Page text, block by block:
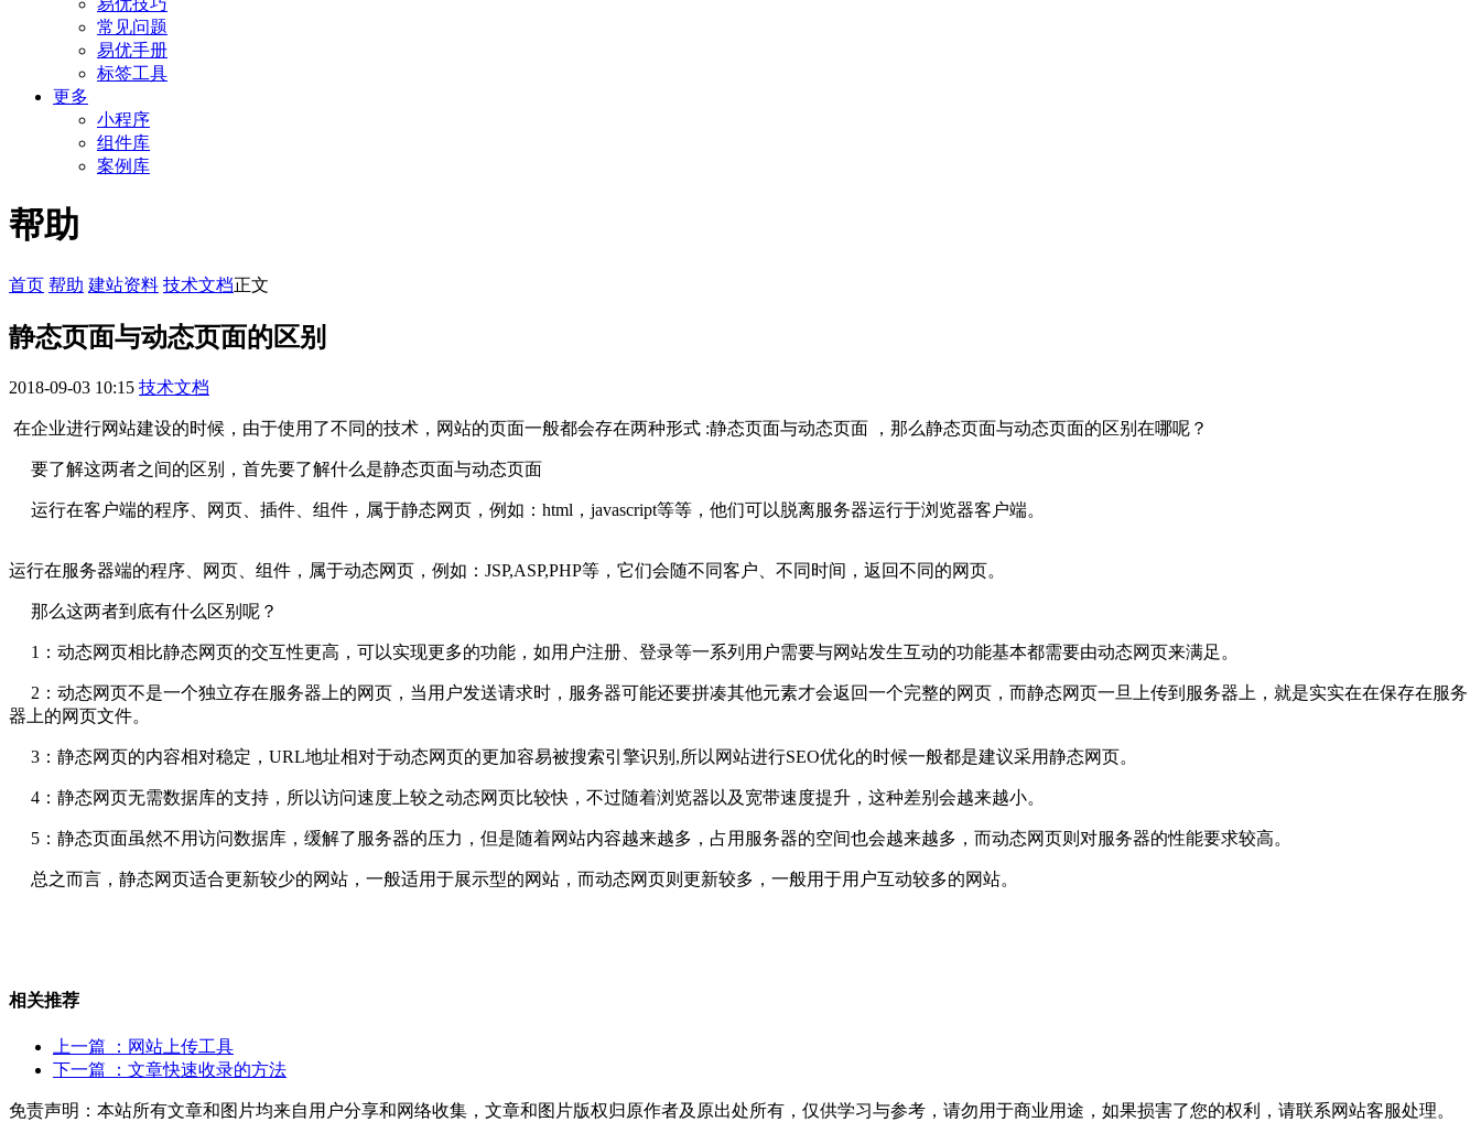
易优技巧
常见问题
易优手册
标签工具
更多
小程序
组件库
案例库
帮助
首页 帮助 建站资料 技术文档正文
静态页面与动态页面的区别
2018-09-03 10:15 技术文档
在企业进行网站建设的时候，由于使用了不同的技术，网站的页面一般都会存在两种形式 :静态页面与动态页面 ，那么静态页面与动态页面的区别在哪呢？
要了解这两者之间的区别，首先要了解什么是静态页面与动态页面
运行在客户端的程序、网页、插件、组件，属于静态网页，例如：html，javascript等等，他们可以脱离服务器运行于浏览器客户端。
运行在服务器端的程序、网页、组件，属于动态网页，例如：JSP,ASP,PHP等，它们会随不同客户、不同时间，返回不同的网页。
那么这两者到底有什么区别呢？
1：动态网页相比静态网页的交互性更高，可以实现更多的功能，如用户注册、登录等一系列用户需要与网站发生互动的功能基本都需要由动态网页来满足。
2：动态网页不是一个独立存在服务器上的网页，当用户发送请求时，服务器可能还要拼凑其他元素才会返回一个完整的网页，而静态网页一旦上传到服务器上，就是实实在在保存在服务
器上的网页文件。
3：静态网页的内容相对稳定，URL地址相对于动态网页的更加容易被搜索引擎识别,所以网站进行SEO优化的时候一般都是建议采用静态网页。
4：静态网页无需数据库的支持，所以访问速度上较之动态网页比较快，不过随着浏览器以及宽带速度提升，这种差别会越来越小。
5：静态页面虽然不用访问数据库，缓解了服务器的压力，但是随着网站内容越来越多，占用服务器的空间也会越来越多，而动态网页则对服务器的性能要求较高。
总之而言，静态网页适合更新较少的网站，一般适用于展示型的网站，而动态网页则更新较多，一般用于用户互动较多的网站。
相关推荐
上一篇
：网站上传工具
下一篇
：文章快速收录的方法
免责声明：本站所有文章和图片均来自用户分享和网络收集，文章和图片版权归原作者及原出处所有，仅供学习与参考，请勿用于商业用途，如果损害了您的权利，请联系网站客服处理。